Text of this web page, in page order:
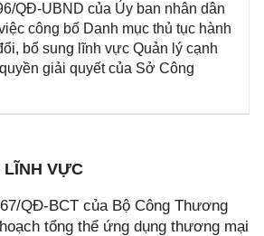
QĐ-UBND của Ủy ban nhân dân
công bố Danh mục thủ tục hành
bổ sung lĩnh vực Quản lý cạnh
giải quyết của Sở Công
LĨNH VỰC
QĐ-BCT của Bộ Công Thương
tổng thể ứng dụng thương mại